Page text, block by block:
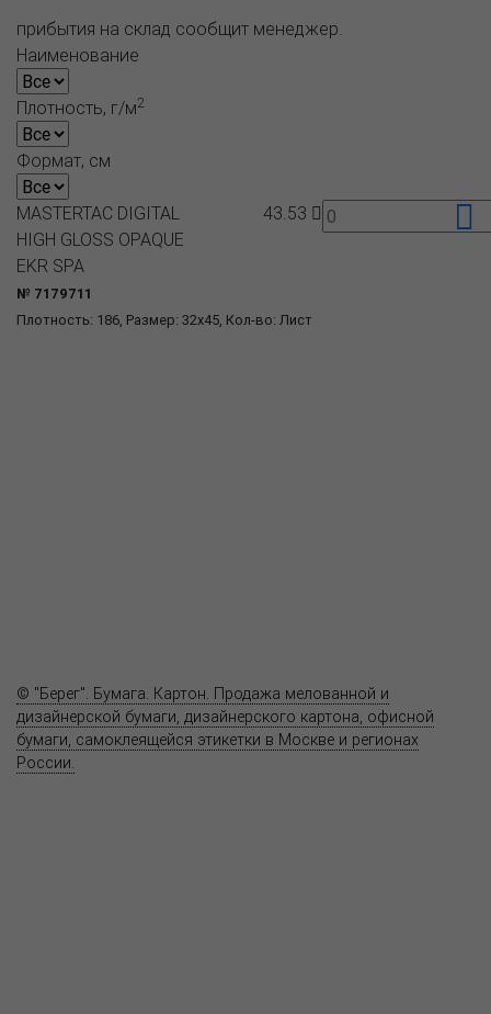
прибытия на склад сообщит менеджер.
Наименование
Плотность, г/м2
Формат, см
Плотность: 186, Размер: 32x45, Кол-во: Лист
MASTERTAC DIGITAL
HIGH GLOSS OPAQUE
EKR SPA
№ 7179711
43.53
© "Берег". Бумага. Картон. Продажа мелованной и
дизайнерской бумаги, дизайнерского картона, офисной
бумаги, самоклеящейся этикетки в Москве и регионах
России.